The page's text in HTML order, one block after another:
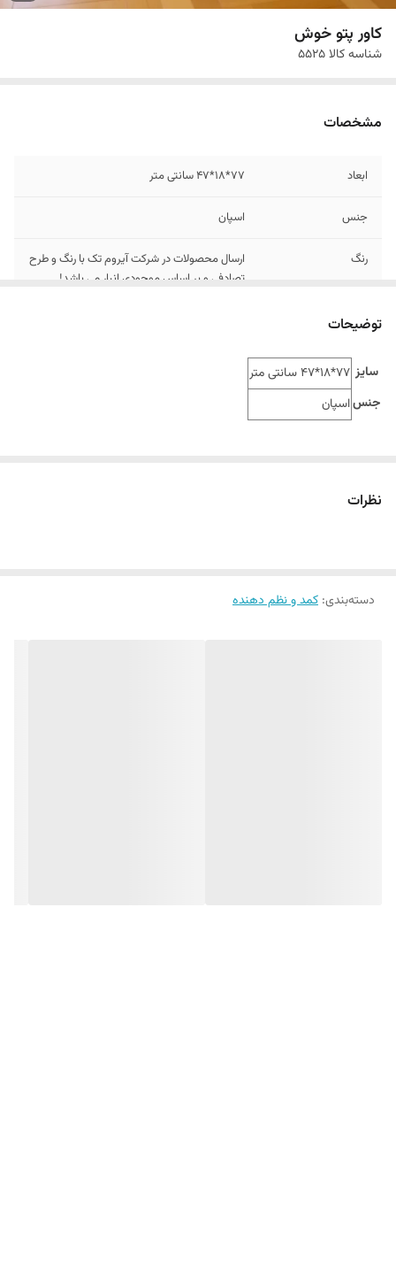
کاور پتو خوش
شناسه کالا۵۵۲۵
مشخصات
ابعاد 77*18*47 سانتی متر
جنس اسپان
رنگ
ارسال محصولات در شرکت آیروم تک با رنگ و طرح
تصادفی و بر اساس موجودی انبار می باشد!
توضیحات
سایز 77*18*47 سانتی متر
جنساسپان
نظرات
دسته‌بندی: کمد و نظم دهنده